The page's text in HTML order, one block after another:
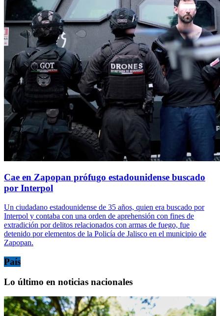
Cae en Zapopan prófugo estadounidense buscado
por Interpol
Un ciudadano estadounidense de 35 años, quien era buscado por
Interpol y contaba con una orden de aprehensión con fines de
extradición por delitos relacionados con armas de fuego, fue
detenido por elementos de la Policía de Jalisco en el municipio de
Zapopan.
País
Lo último en noticias nacionales